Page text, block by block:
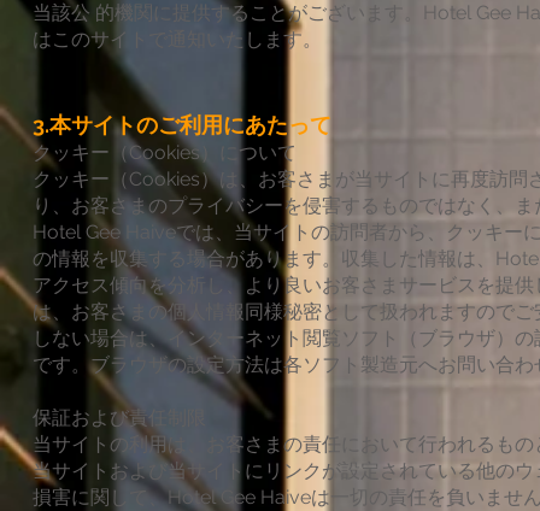
当該公 的機関に提供することがございます。Hotel Gee
はこのサイトで通知いたします。
3.本サイトのご利用にあたって
クッキー（Cookies）について
クッキー（Cookies）は、お客さまが当サイトに再度訪
り、お客さまのプライバシーを侵害するものではなく、
Hotel Gee Haiveでは、当サイトの訪問者から、クッキー
の情報を収集する場合があります。収集した情報は、
アクセス傾向を分析し、より良いお客さまサービスを提
は、お客さまの個人情報同様秘密として扱われますので
しない場合は、インターネット閲覧ソフト（ブラウザ）
です。ブラウザの設定方法は各ソフト製造元へお問い合わ
保証および責任制限
当サイトの利用は、お客さまの責任において行われるもの
当サイトおよび当サイトにリンクが設定されている他の
損害に関して、Hotel Gee Haiveは一切の責任を負いませ